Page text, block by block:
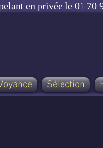
en privée le 01
Sélection